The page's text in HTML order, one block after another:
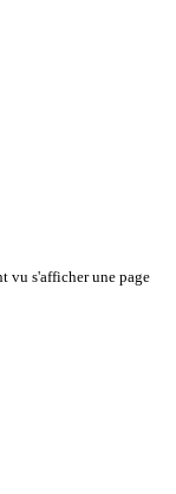
vu s'afficher une page